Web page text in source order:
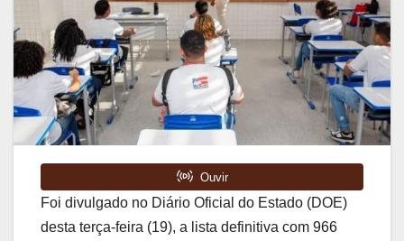
Foi divulgado no Diário Oficial do Estado (DOE)
desta terça-feira (19), a lista definitiva com 966